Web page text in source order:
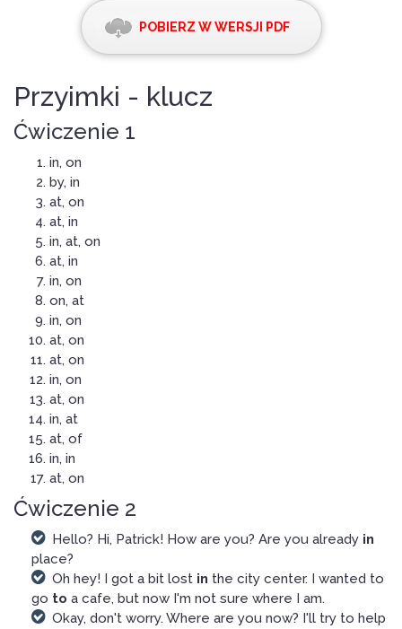
POBIERZ W WERSJI PDF
Przyimki - klucz
Ćwiczenie 1
in, on
by, in
at, on
at, in
in, at, on
at, in
in, on
on, at
in, on
at, on
at, on
in, on
at, on
in, at
at, of
in, in
at, on
Ćwiczenie 2
Hello? Hi, Patrick! How are you? Are you already in
place?
Oh hey! I got a bit lost in the city center. I wanted to
go to a cafe, but now I'm not sure where I am.
Okay, don't worry. Where are you now? I'll try to help